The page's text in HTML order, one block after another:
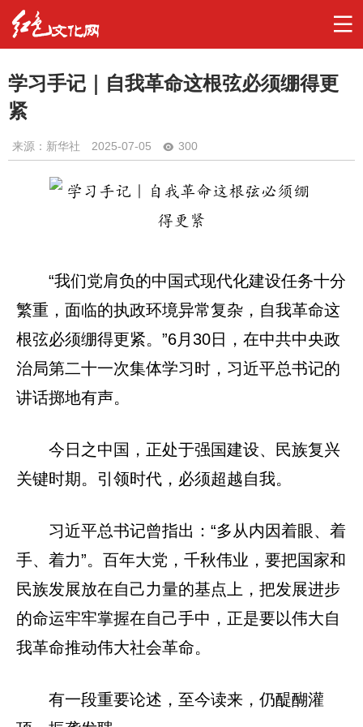
学习手记｜自我革命这根弦必须绷得更
紧
来源：新华社 2025-07-05 300
“我们党肩负的中国式现代化建设任务十分
繁重，面临的执政环境异常复杂，自我革命这
根弦必须绷得更紧。”6月30日，在中共中央政
治局第二十一次集体学习时，习近平总书记的
讲话掷地有声。
今日之中国，正处于强国建设、民族复兴
关键时期。引领时代，必须超越自我。
习近平总书记曾指出：“多从内因着眼、着
手、着力”。百年大党，千秋伟业，要把国家和
民族发展放在自己力量的基点上，把发展进步
的命运牢牢掌握在自己手中，正是要以伟大自
我革命推动伟大社会革命。
有一段重要论述，至今读来，仍醍醐灌